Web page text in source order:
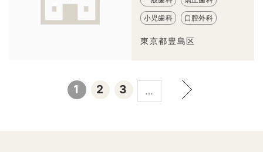
小児歯科 口腔外科
東京都豊島区
1 2 3 …